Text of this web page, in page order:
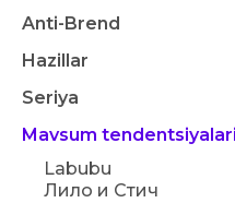
Anti-Brend
Hazillar
Seriya
Mavsum tendentsiyalari
Labubu
Лило и Стич